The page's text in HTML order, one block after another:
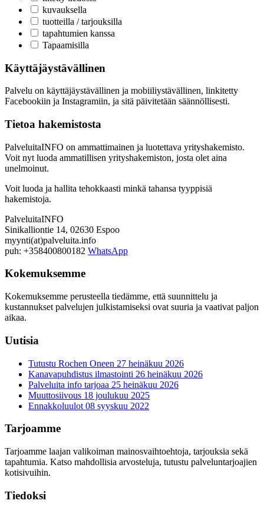
kuvauksella
tuotteilla / tarjouksilla
tapahtumien kanssa
Tapaamisilla
Käyttäjäystävällinen
Palvelu on käyttäjäystävällinen ja mobiiliystävällinen, linkitetty
Facebookiin ja Instagramiin, ja sitä päivitetään säännöllisesti.
Tietoa hakemistosta
PalveluitaINFO on ammattimainen ja luotettava yrityshakemisto.
Voit nyt luoda ammatillisen yrityshakemiston, josta olet aina
unelmoinut.
Voit luoda ja hallita tehokkaasti minkä tahansa tyyppisiä
hakemistoja.
PalveluitaINFO
Sinikalliontie 14, 02630 Espoo
myynti(at)palveluita.info
puh: +358400800182 WhatsApp
Kokemuksemme
Kokemuksemme perusteella tiedämme, että suunnittelu ja
kustannukset palvelujen julkistamiseksi ovat suuria ja vaativat paljon
aikaa.
Uutisia
Tutustu Rochen Oneen 27 heinäkuu 2026
Kanavapuhdistus ilmastointi 26 heinäkuu 2026
Palveluita info tarjoaa 25 heinäkuu 2026
Muuttosiivous 18 joulukuu 2025
Ennakkoluulot 08 syyskuu 2022
Tarjoamme
Tarjoamme laajan valikoiman mainosvaihtoehtoja, tarjouksia sekä
tapahtumia. Katso mahdollisia arvosteluja, tutustu palveluntarjoajien
kotisivuihin.
Tiedoksi